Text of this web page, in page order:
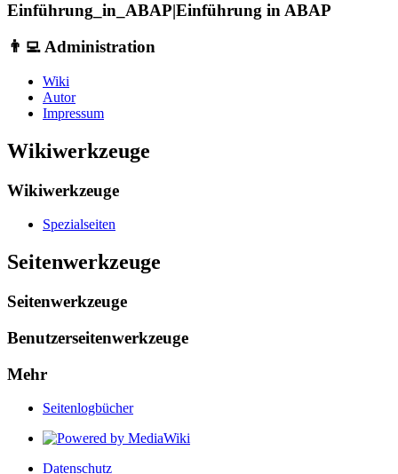
Einführung_in_ABAP|Einführung in ABAP
👨‍💻 Administration
Wiki
Autor
Impressum
Wikiwerkzeuge
Wikiwerkzeuge
Spezialseiten
Seitenwerkzeuge
Seitenwerkzeuge
Benutzerseitenwerkzeuge
Mehr
Seitenlogbücher
Datenschutz